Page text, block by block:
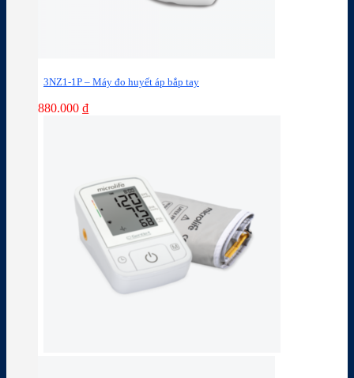
3NZ1-1P – Máy đo huyết áp bắp tay
880.000 ₫